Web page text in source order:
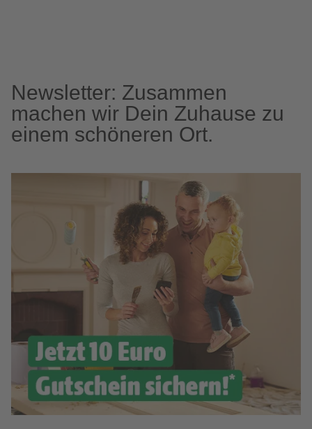
Newsletter: Zusammen
machen wir Dein Zuhause zu
einem schöneren Ort.